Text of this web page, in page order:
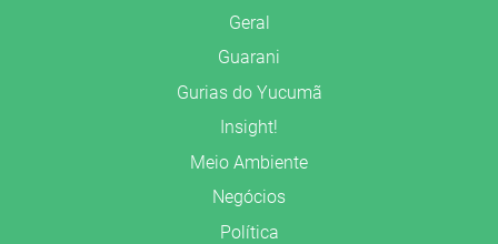
Geral
Guarani
Gurias do Yucumã
Insight!
Meio Ambiente
Negócios
Política